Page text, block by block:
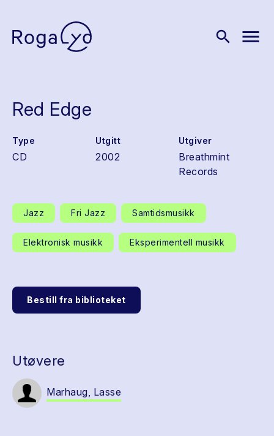
search menu
Red Edge
Type
CD
Utgitt
2002
Utgiver
Breathmint
Records
Jazz Fri Jazz Samtidsmusikk
Elektronisk musikk Eksperimentell musikk
Bestill fra biblioteket
Utøvere
Marhaug, Lasse